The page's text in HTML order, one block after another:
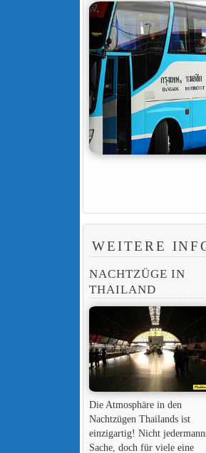
WEITERE
NACHTZÜGE IN
THAILAND
Die Atmosphäre in den
Nachtzügen Thailands ist
einzigartig! Nicht
Sache, doch für viele eine